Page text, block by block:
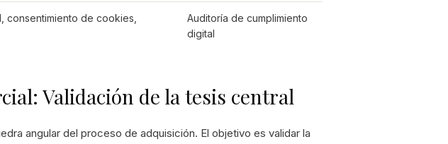
consentimiento de cookies,
Auditoría de cumplimiento
digital
Validación de la tesis central
angular del proceso de adquisición. El objetivo es validar la